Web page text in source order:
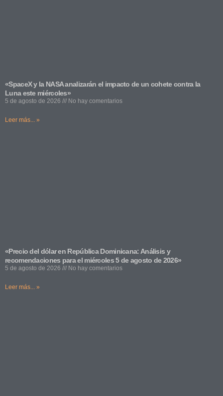
«SpaceX y la NASA analizarán el impacto de un cohete contra la
Luna este miércoles»
5 de agosto de 2026 No hay comentarios
Leer más... »
«Precio del dólar en República Dominicana: Análisis y
recomendaciones para el miércoles 5 de agosto de 2026»
5 de agosto de 2026 No hay comentarios
Leer más... »